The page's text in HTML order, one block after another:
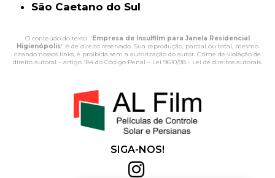
São Caetano do Sul
O conteúdo do texto " Empresa de Insulfilm para Janela Residencial
Higienópolis" é de direito reservado. Sua reprodução, parcial ou total, mesmo
citando nossos links, é proibida sem a autorização do autor. Crime de violação de
direito autoral – artigo 184 do Código Penal – Lei 9610/98 - Lei de direitos autorais.
SIGA-NOS!